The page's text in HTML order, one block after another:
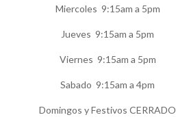
Miercoles 9:15am a 5pm
Jueves 9:15am a 5pm
Viernes 9:15am a 5pm
Sabado 9:15am a 4pm
Domingos y Festivos CERRADO